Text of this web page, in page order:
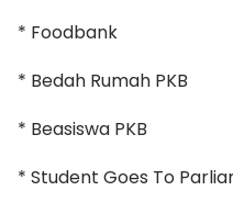
* Foodbank
* Bedah Rumah PKB
* Beasiswa PKB
* Student Goes To